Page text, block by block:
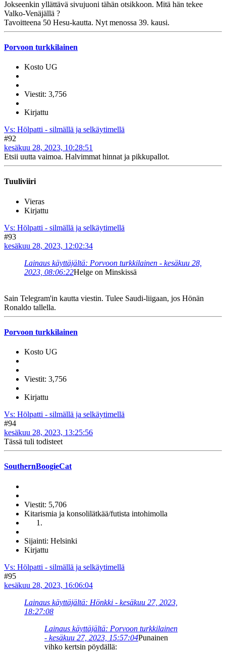
Jokseenkin yllättävä sivujuoni tähän otsikkoon. Mitä hän tekee
Valko-Venäjällä ?
Tavoitteena 50 Hesu-kautta. Nyt menossa 39. kausi.
Porvoon turkkilainen
Kosto UG
Viestit: 3,756
Kirjattu
Vs: Hölpatti - silmällä ja selkäytimellä
#92
kesäkuu 28, 2023, 10:28:51
Etsii uutta vaimoa. Halvimmat hinnat ja pikkupallot.
Tuuliviiri
Vieras
Kirjattu
Vs: Hölpatti - silmällä ja selkäytimellä
#93
kesäkuu 28, 2023, 12:02:34
Lainaus käyttäjältä: Porvoon turkkilainen - kesäkuu 28,
2023, 08:06:22Helge on Minskissä
Sain Telegram'in kautta viestin. Tulee Saudi-liigaan, jos Hönän
Ronaldo tallella.
Porvoon turkkilainen
Kosto UG
Viestit: 3,756
Kirjattu
Vs: Hölpatti - silmällä ja selkäytimellä
#94
kesäkuu 28, 2023, 13:25:56
Tässä tuli todisteet
SouthernBoogieCat
Viestit: 5,706
Kitarismia ja konsolilätkää/futista intohimolla
Sijainti: Helsinki
Kirjattu
Vs: Hölpatti - silmällä ja selkäytimellä
#95
kesäkuu 28, 2023, 16:06:04
Lainaus käyttäjältä: Hönkki - kesäkuu 27, 2023,
18:27:08
Lainaus käyttäjältä: Porvoon turkkilainen
- kesäkuu 27, 2023, 15:57:04Punainen
vihko kertsin pöydällä: